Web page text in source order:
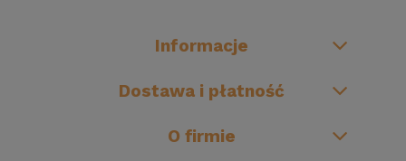
Informacje
Dostawa i płatność
O firmie